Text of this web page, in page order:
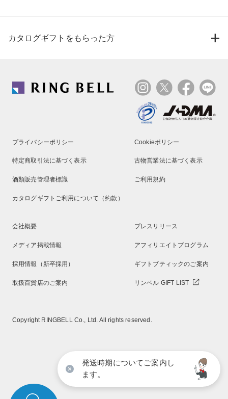
カタログギフトをもらった方
プライバシーポリシー Cookieポリシー
特定商取引法に基づく表示 古物営業法に基づく表示
酒類販売管理者標識 ご利用規約
カタログギフトご利用について（約款）
会社概要 プレスリリース
メディア掲載情報 アフィリエイトプログラム
採用情報（新卒採用） ギフトブティックのご案内
取扱百貨店のご案内 リンベル GIFT LIST
Copyright RINGBELL Co., Ltd. All rights reserved.
発送時期についてご案内し
ます。